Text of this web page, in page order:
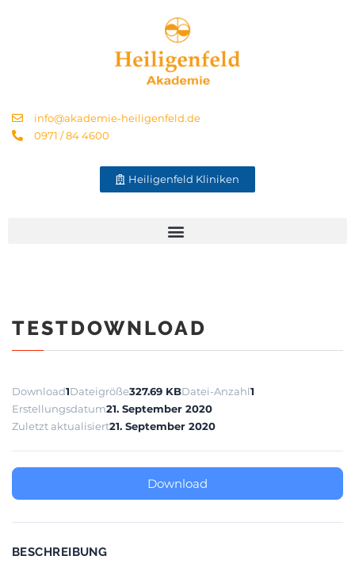
info@akademie-heiligenfeld.de
0971 / 84 4600
Heiligenfeld Kliniken
TESTDOWNLOAD
Download1Dateigröße327.69 KBDatei-Anzahl1
Erstellungsdatum21. September 2020
Zuletzt aktualisiert21. September 2020
Download
BESCHREIBUNG